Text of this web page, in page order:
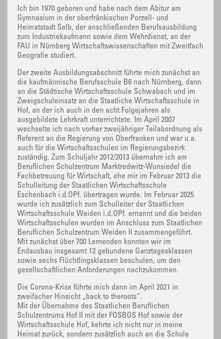
Ich bin 1970 geboren und habe nach dem Abitur am
Gymnasium in der oberfränkischen Porzell- und
Heimatstadt Selb, der anschließenden Berufsausbildung
zum Industriekaufmann sowie dem Wehrdienst, an der
FAU in Nürnberg Wirtschaftswissenschaften mit Zweitfach
Geografie studiert.
Der zweite Ausbildungsabschnitt führte mich zunächst an
die kaufmännische Berufsschule B6 nach Nürnberg, dann
an die Städtische Wirtschaftsschule Schwabach und im
Zweigschuleinsatz an die Staatliche Wirtschaftsschule in
Hof, an der ich auch in den acht Folgejahren als
ausgebildete Lehrkraft unterrichtete. Im April 2007
wechselte ich nach vorher zweijähriger Teilabordnung als
Referent an die Regierung von Oberfranken und war u.a.
auch für die Wirtschaftsschulen im Regierungsbezirk
zuständig. Zum Schuljahr 2012/2013 übernahm ich am
Beruflichen Schulzentrum Marktredwitz-Wunsiedel die
Fachbetreuung für Wirtschaft, ehe mir im Februar 2013 die
Schulleitung der Staatlichen Wirtschaftsschule
Eschenbach i.d.OPf. übertragen wurde. Im Februar 2025
wurde ich zusätzlich zum Schulleiter der Staatlichen
Wirtschaftsschule Weiden i.d.OPf. ernannt und die beiden
Wirtschaftsschulen wurden im Anschluss zum Staatlichen
Beruflichen Schulzentrum Weiden II zusammengeführt.
Mit zunächst über 700 Lernenden konnten wir im
Endausbau insgesamt 12 gebundene Ganztagesklassen
sowie sechs Flüchtlingsklassen beschulen, um den
gesellschaftlichen Anforderungen nachzukommen.
Die Corona-Krise führte mich dann im April 2021 in
zweifacher Hinsicht „back to theroots“.
Mit der Übernahme des Staatlichen Beruflichen
Schulzentrums Hof II mit der FOSBOS Hof sowie der
Wirtschaftsschule Hof, kehrte ich nicht nur in meine
Heimat zurück, sondern zusätzlich auch an die Schule